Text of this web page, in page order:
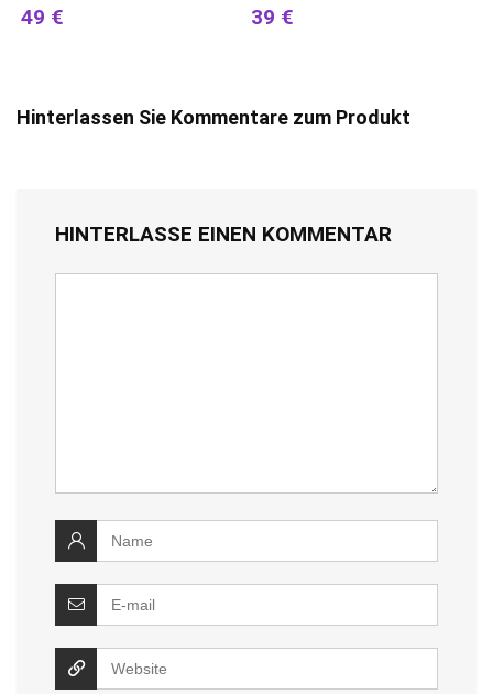
49 € 39 €
Hinterlassen Sie Kommentare zum Produkt
HINTERLASSE EINEN KOMMENTAR